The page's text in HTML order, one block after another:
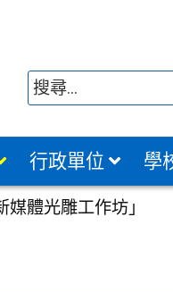
行政單位 學
體光雕工作坊」